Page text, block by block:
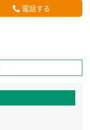
電話する